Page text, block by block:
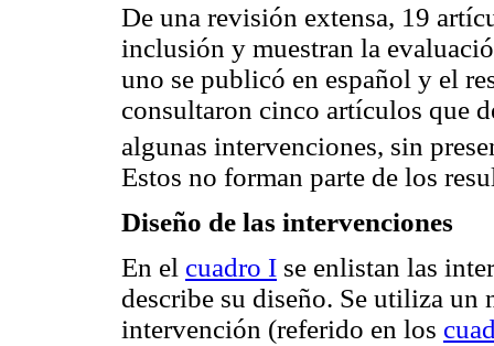
De una revisión extensa, 19
inclusión y muestran la
uno se publicó en español y el
consultaron cinco artículos que
algunas intervenciones, sin
Estos no forman parte de los
Diseño de las intervenciones
En el cuadro I se enlistan las
describe su diseño. Se utiliza un
intervención (referido en los